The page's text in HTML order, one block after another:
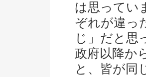
は思ってい
ぞれが違っ
じ」だと思
政府以降か
と、皆が同